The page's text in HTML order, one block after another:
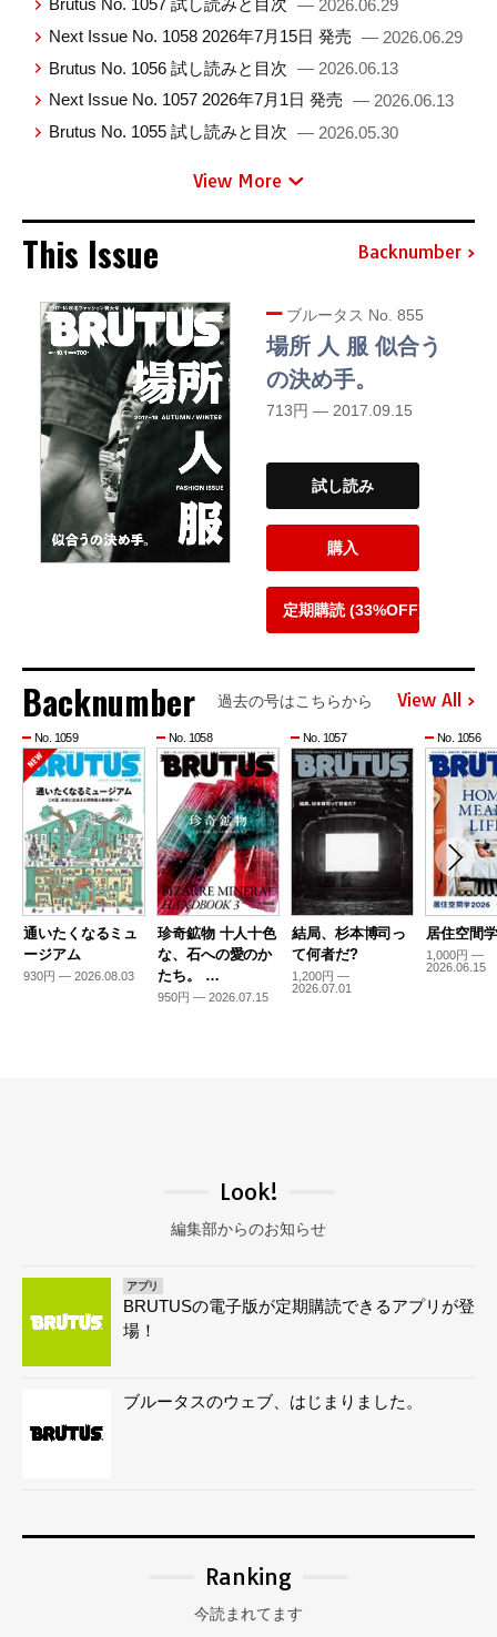
— 2026.06.29
Next Issue No. 1058 2026年7月15日 発売 — 2026.06.29
Brutus No. 1056 試し読みと目次 — 2026.06.13
Next Issue No. 1057 2026年7月1日 発売 — 2026.06.13
Brutus No. 1055 試し読みと目次 — 2026.05.30
View More
This Issue Backnumber
ブルータス No. 855
場所 人 服 似合う
の決め手。
713円 — 2017.09.15
試し読み
購入
定期購読 (33%OFF)
Backnumber 過去の号はこちらから View All
No. 1059
通いたくなるミュ
ージアム
930円 — 2026.08.03
No. 1058
珍奇鉱物 十人十色
な、石への愛のか
たち。 …
950円 — 2026.07.15
No. 1057
結局、杉本博司っ
て何者だ?
1,200円 —
2026.07.01
No. 1056
居住空間
1,000円 —
2026.06.15
Look!
編集部からのお知らせ
アプリ
BRUTUSの電子版が定期購読できるアプリが登
場！
ブルータスのウェブ、はじまりました。
Ranking
今読まれてます